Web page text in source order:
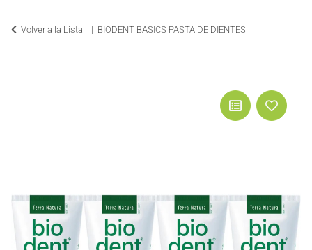
Volver a la Lista | BIODENT BASICS PASTA DE DIENTES